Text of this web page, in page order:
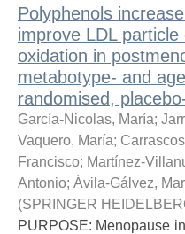
Polyphenols
improve LDL
oxidation in
metabotype- and
randomised,
García-Nicolas, María;
Vaquero, María;
Francisco; Martínez-
Antonio; Ávila-Gálvez,
(SPRINGER
PURPOSE: Menopause